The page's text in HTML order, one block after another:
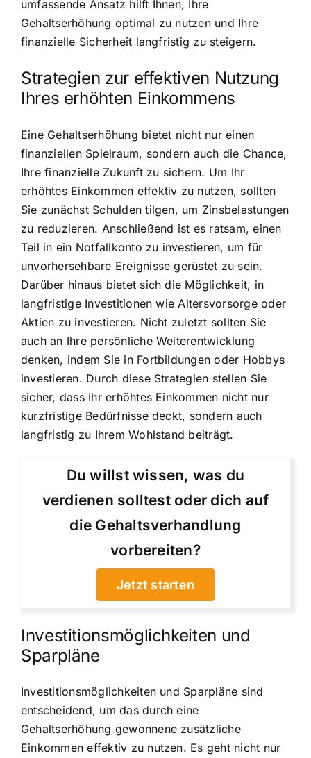
umfassende Ansatz hilft Ihnen, Ihre
Gehaltserhöhung optimal zu nutzen und Ihre
finanzielle Sicherheit langfristig zu steigern.
Strategien zur effektiven Nutzung
Ihres erhöhten Einkommens
Eine Gehaltserhöhung bietet nicht nur einen
finanziellen Spielraum, sondern auch die Chance,
Ihre finanzielle Zukunft zu sichern. Um Ihr
erhöhtes Einkommen effektiv zu nutzen, sollten
Sie zunächst Schulden tilgen, um Zinsbelastungen
zu reduzieren. Anschließend ist es ratsam, einen
Teil in ein Notfallkonto zu investieren, um für
unvorhersehbare Ereignisse gerüstet zu sein.
Darüber hinaus bietet sich die Möglichkeit, in
langfristige Investitionen wie Altersvorsorge oder
Aktien zu investieren. Nicht zuletzt sollten Sie
auch an Ihre persönliche Weiterentwicklung
denken, indem Sie in Fortbildungen oder Hobbys
investieren. Durch diese Strategien stellen Sie
sicher, dass Ihr erhöhtes Einkommen nicht nur
kurzfristige Bedürfnisse deckt, sondern auch
langfristig zu Ihrem Wohlstand beiträgt.
Du willst wissen, was du
verdienen solltest oder dich auf
die Gehaltsverhandlung
vorbereiten?
Jetzt starten
Investitionsmöglichkeiten und
Sparpläne
Investitionsmöglichkeiten und Sparpläne sind
entscheidend, um das durch eine
Gehaltserhöhung gewonnene zusätzliche
Einkommen effektiv zu nutzen. Es geht nicht nur